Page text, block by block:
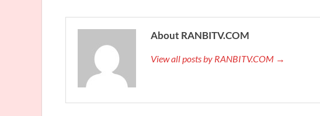
About RANBITV.COM
View all posts by RANBITV.COM →